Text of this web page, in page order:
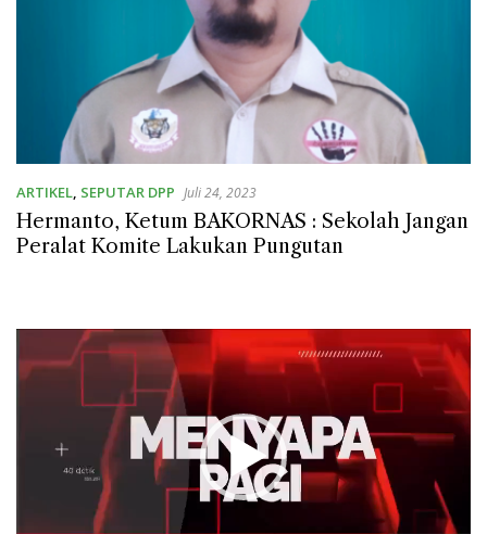
ARTIKEL, SEPUTAR DPP Juli 24, 2023
Hermanto, Ketum BAKORNAS : Sekolah Jangan
Peralat Komite Lakukan Pungutan
Video